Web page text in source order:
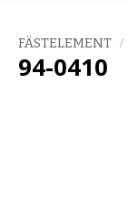
FÄSTELEMENT
94-0410